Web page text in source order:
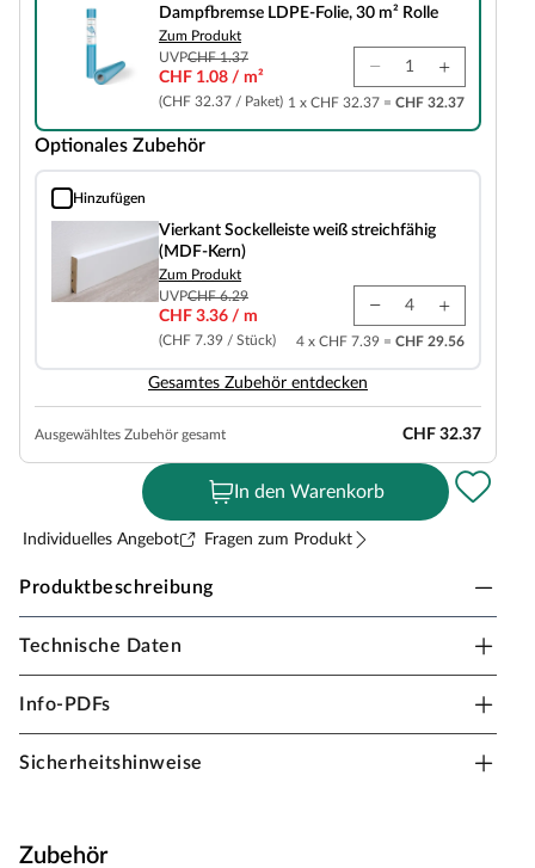
Dampfbremse LDPE-Folie, 30 m² Rolle
Zum Produkt
UVPCHF 1.37
CHF 1.08 / m²
(CHF 32.37 / Paket) 1 x CHF 32.37 = CHF 32.37
Optionales Zubehör
Hinzufügen
Vierkant Sockelleiste weiß streichfähig (MDF-Kern)
Vierkant Sockelleiste weiß streichfähig
(MDF-Kern)
Zum Produkt
UVPCHF 6.29
CHF 3.36 / m
(CHF 7.39 / Stück) 4 x CHF 7.39 = CHF 29.56
Gesamtes Zubehör entdecken
Ausgewähltes Zubehör gesamt CHF 32.37
In den Warenkorb
Individuelles Angebot Fragen zum Produkt
Produktbeschreibung
Meister Designboden DL 500 S Schlosseiche
Feuchträume, Dämmung integriert
Technische Daten
Info-PDFs
Sicherheitshinweise
Zubehör